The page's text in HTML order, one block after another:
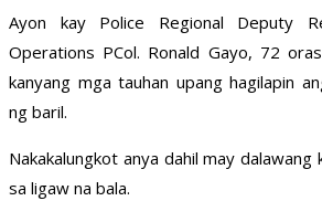
Ayon kay Police Regional Deputy
Operations PCol. Ronald Gayo, 72
kanyang mga tauhan upang hagilapin
ng baril.
Nakakalungkot anya dahil may dalawang
sa ligaw na bala.